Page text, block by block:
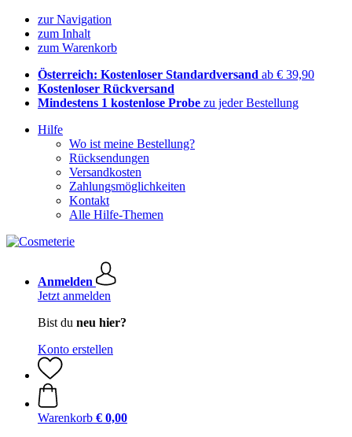
zur Navigation
zum Inhalt
zum Warenkorb
Österreich: Kostenloser Standardversand ab € 39,90
Kostenloser Rückversand
Mindestens 1 kostenlose Probe zu jeder Bestellung
Hilfe
Wo ist meine Bestellung?
Rücksendungen
Versandkosten
Zahlungsmöglichkeiten
Kontakt
Alle Hilfe-Themen
Anmelden
Jetzt anmelden
Bist du neu hier?
Konto erstellen
Warenkorb € 0,00